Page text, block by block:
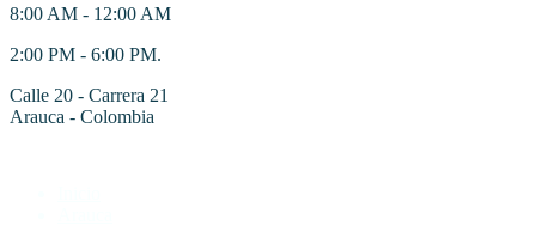
8:00 AM - 12:00 AM
2:00 PM - 6:00 PM.
Calle 20 - Carrera 21
Arauca - Colombia